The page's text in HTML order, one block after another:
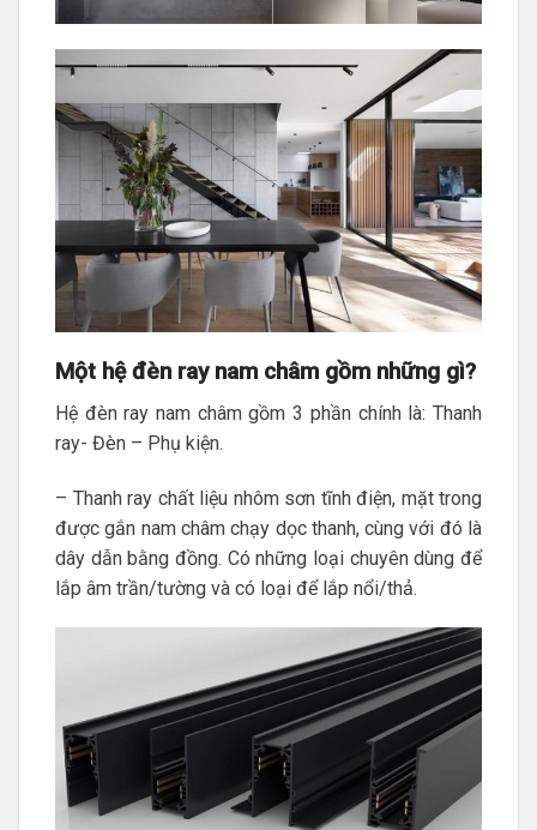
Một hệ đèn ray nam châm gồm những gì?
Hệ đèn ray nam châm gồm 3 phần chính là: Thanh
ray- Đèn – Phụ kiện.
– Thanh ray chất liệu nhôm sơn tĩnh điện, mặt trong
được gắn nam châm chạy dọc thanh, cùng với đó là
dây dẫn bằng đồng. Có những loại chuyên dùng để
lắp âm trần/tường và có loại để lắp nổi/thả.